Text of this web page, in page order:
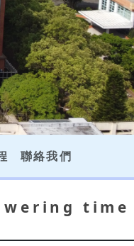
聯絡我們
time